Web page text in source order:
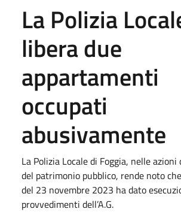
La Polizia
libera due
appartamenti
occupati
abusivamente
La Polizia Locale di Foggia, nelle
del patrimonio pubblico, rende noto
del 23 novembre 2023 ha dato
provvedimenti dell’A.G.